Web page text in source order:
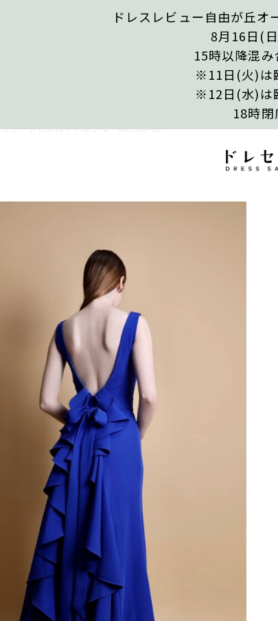
ドレスレビュー自由が丘オ
8月16日(
15時以降混み
※11日(火)は
※12日(水)は
18時閉
カラードレスロイヤルブルーMC906-BL